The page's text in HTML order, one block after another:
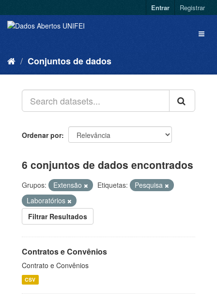
Entrar Registrar
Conjuntos de dados
Ordenar por
6 conjuntos de dados encontrados
Grupos: Extensão Etiquetas:
Pesquisa
Laboratórios
Filtrar Resultados
Contratos e Convênios
Contrato e Convênios
CSV